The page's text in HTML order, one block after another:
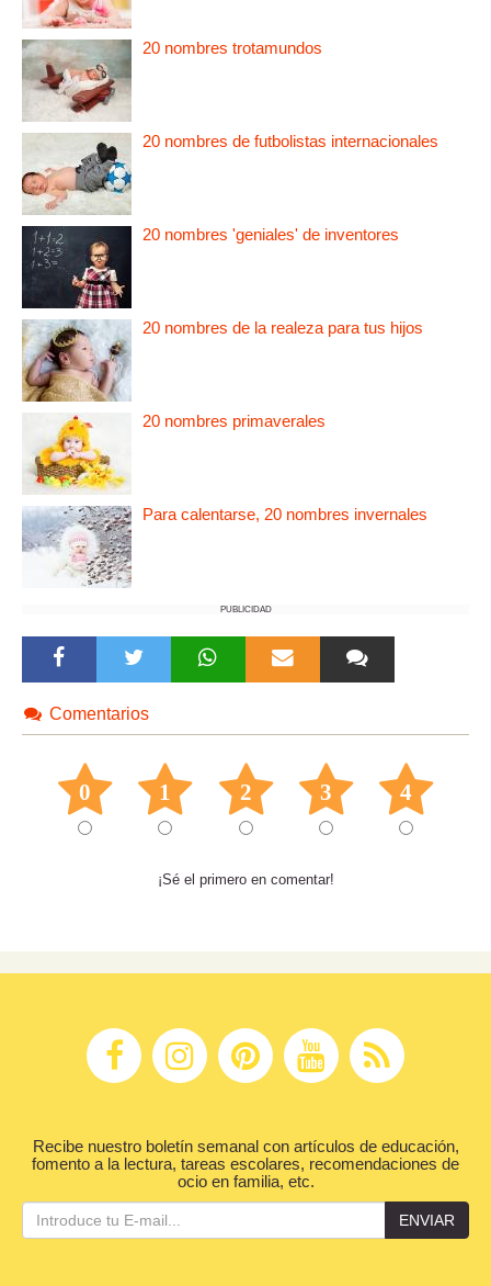
20 nombres trotamundos
20 nombres de futbolistas internacionales
20 nombres 'geniales' de inventores
20 nombres de la realeza para tus hijos
20 nombres primaverales
Para calentarse, 20 nombres invernales
PUBLICIDAD
Comentarios
0 1 2 3 4
¡Sé el primero en comentar!
Recibe nuestro boletín semanal con artículos de educación,
fomento a la lectura, tareas escolares, recomendaciones de
ocio en familia, etc.
ENVIAR